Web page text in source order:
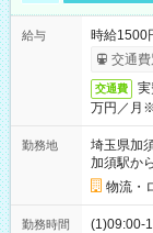
給与
時給1500
交通費
交通費
万円／月
勤務地
埼玉県加
加須駅か
物流・
勤務時間 (1)09:00-